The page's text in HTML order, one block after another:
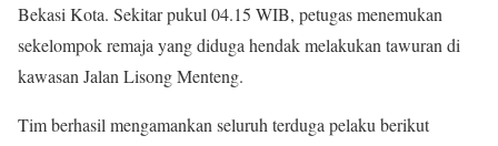
Bekasi Kota. Sekitar pukul 04.15 WIB, petugas menemukan
sekelompok remaja yang diduga hendak melakukan tawuran di
kawasan Jalan Lisong Menteng.
Tim berhasil mengamankan seluruh terduga pelaku berikut